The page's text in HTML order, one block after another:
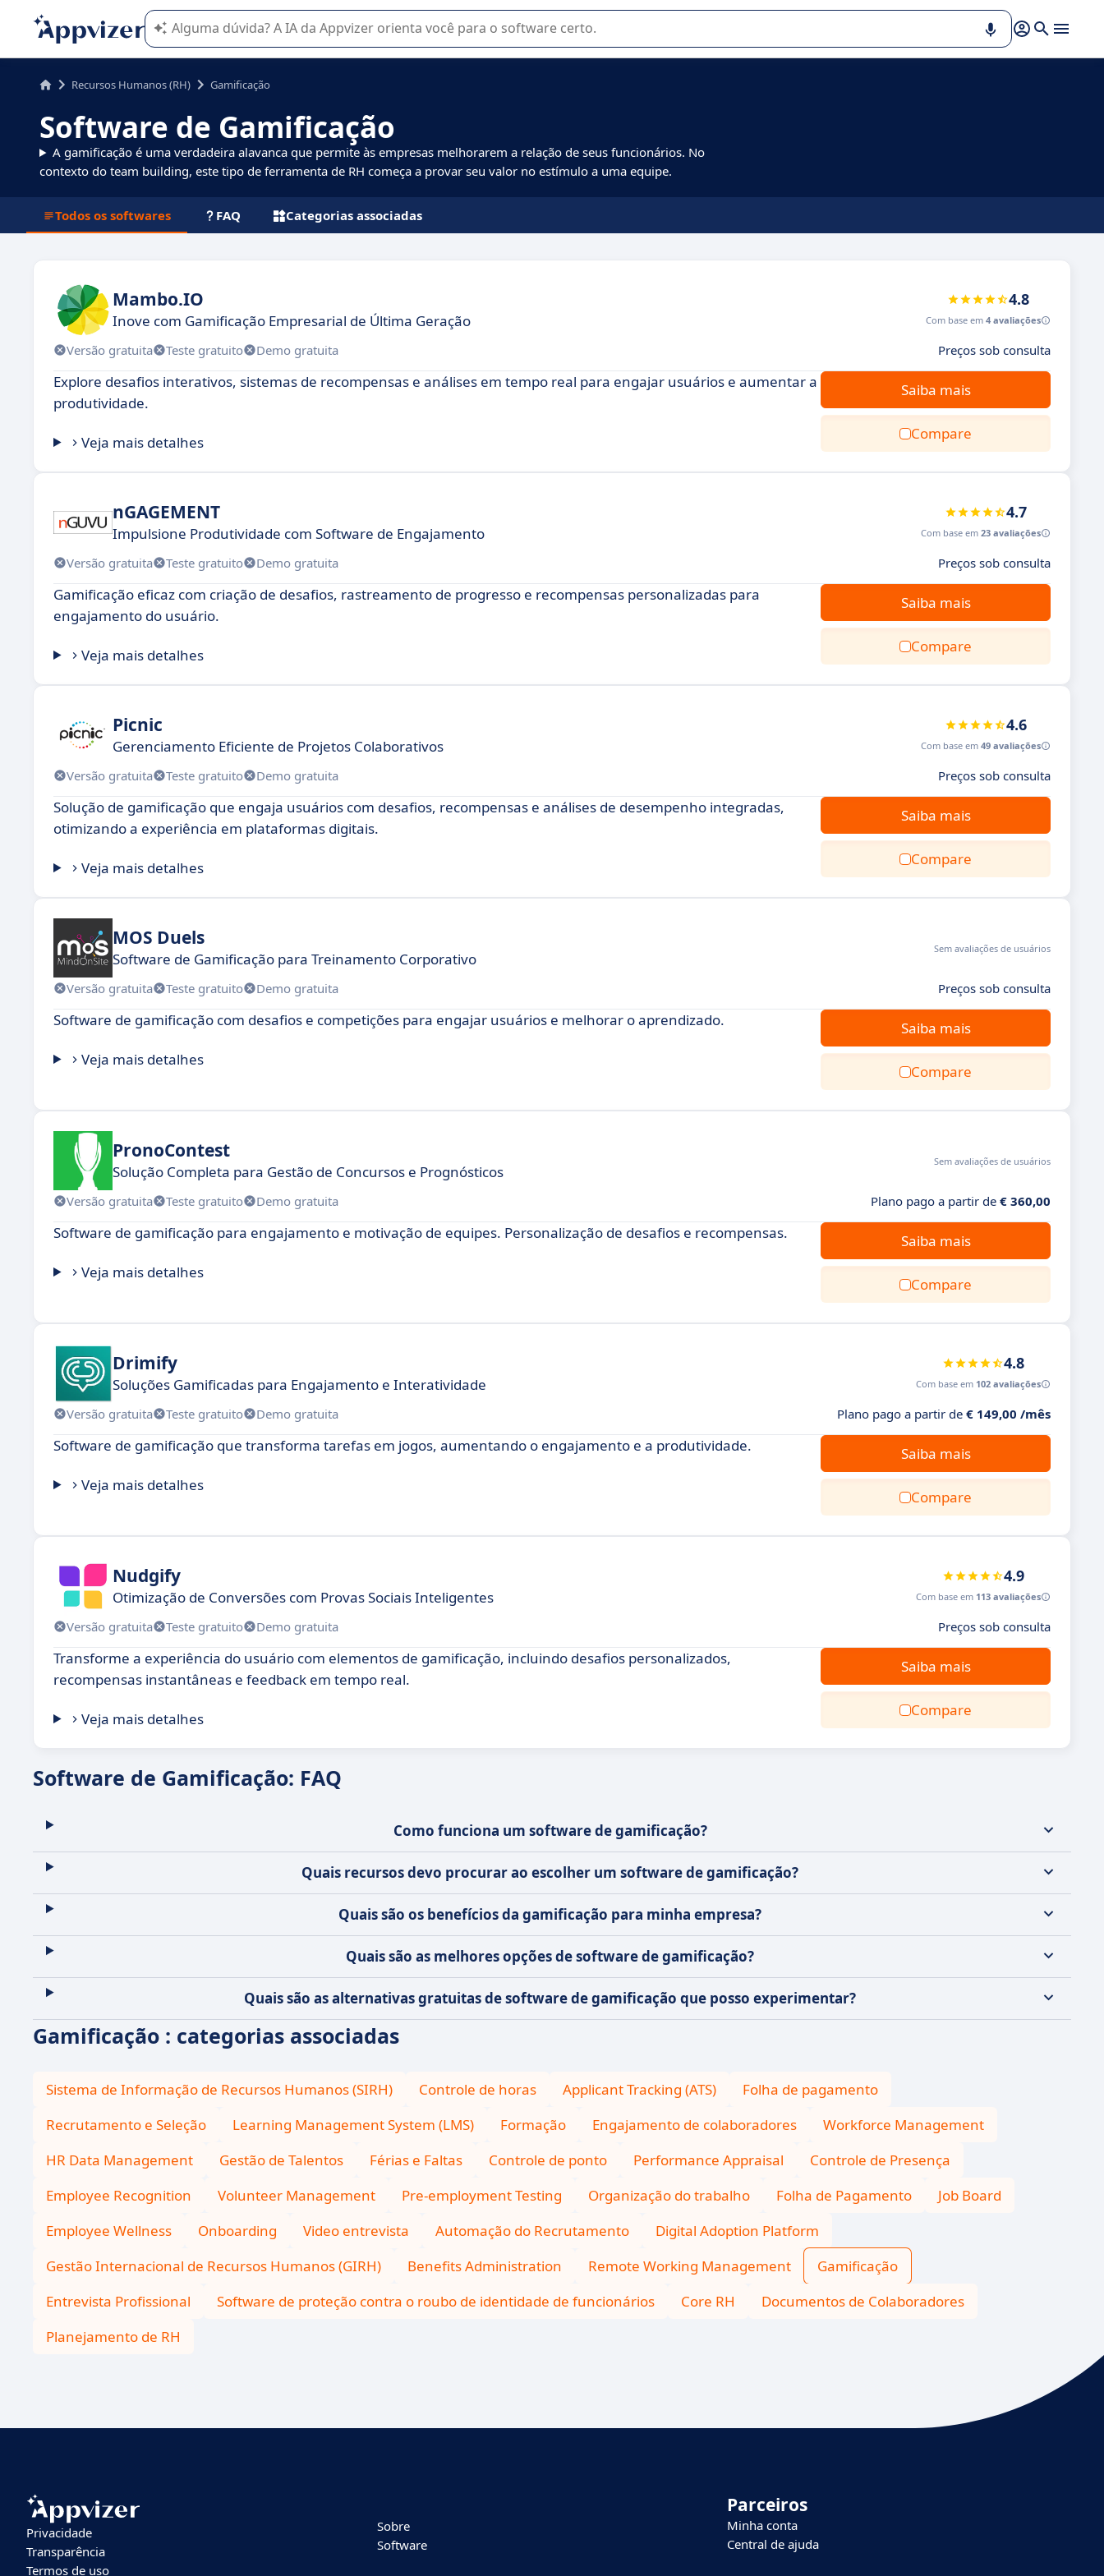
A IA do Appvizer o orienta no uso ou na seleção de software SaaS para sua empresa.
Recursos Humanos (RH) Gamificação
Software de Gamificação
A gamificação é uma verdadeira alavanca que permite às empresas melhorarem a relação de seus funcionários. No
contexto do team building, este tipo de ferramenta de RH começa a provar seu valor no estímulo a uma equipe.
Todos os softwares FAQ Categorias associadas
Mambo.IO
Inove com Gamificação Empresarial de Última Geração
4.8
Com base em 4 avaliações
Versão gratuita Teste gratuito Demo gratuita Preços sob consulta
Explore desafios interativos, sistemas de recompensas e análises em tempo real para engajar usuários e aumentar a
produtividade.
Veja mais detalhes
Saiba mais
Compare
nGAGEMENT
Impulsione Produtividade com Software de Engajamento
4.7
Com base em 23 avaliações
Versão gratuita Teste gratuito Demo gratuita Preços sob consulta
Gamificação eficaz com criação de desafios, rastreamento de progresso e recompensas personalizadas para
engajamento do usuário.
Veja mais detalhes
Saiba mais
Compare
Picnic
Gerenciamento Eficiente de Projetos Colaborativos
4.6
Com base em 49 avaliações
Versão gratuita Teste gratuito Demo gratuita Preços sob consulta
Solução de gamificação que engaja usuários com desafios, recompensas e análises de desempenho integradas,
otimizando a experiência em plataformas digitais.
Veja mais detalhes
Saiba mais
Compare
MOS Duels
Software de Gamificação para Treinamento Corporativo
Sem avaliações de usuários
Versão gratuita Teste gratuito Demo gratuita Preços sob consulta
Software de gamificação com desafios e competições para engajar usuários e melhorar o aprendizado.
Veja mais detalhes
Saiba mais
Compare
PronoContest
Solução Completa para Gestão de Concursos e Prognósticos
Sem avaliações de usuários
Versão gratuita Teste gratuito Demo gratuita Plano pago a partir de € 360,00
Software de gamificação para engajamento e motivação de equipes. Personalização de desafios e recompensas.
Veja mais detalhes
Saiba mais
Compare
Drimify
Soluções Gamificadas para Engajamento e Interatividade
4.8
Com base em 102 avaliações
Versão gratuita Teste gratuito Demo gratuita Plano pago a partir de € 149,00 /mês
Software de gamificação que transforma tarefas em jogos, aumentando o engajamento e a produtividade.
Veja mais detalhes
Saiba mais
Compare
Nudgify
Otimização de Conversões com Provas Sociais Inteligentes
4.9
Com base em 113 avaliações
Versão gratuita Teste gratuito Demo gratuita Preços sob consulta
Transforme a experiência do usuário com elementos de gamificação, incluindo desafios personalizados,
recompensas instantâneas e feedback em tempo real.
Veja mais detalhes
Saiba mais
Compare
Software de Gamificação: FAQ
Como funciona um software de gamificação?
Quais recursos devo procurar ao escolher um software de gamificação?
Quais são os benefícios da gamificação para minha empresa?
Quais são as melhores opções de software de gamificação?
Quais são as alternativas gratuitas de software de gamificação que posso experimentar?
Gamificação : categorias associadas
Sistema de Informação de Recursos Humanos (SIRH) Controle de horas Applicant Tracking (ATS)
Folha de pagamento
Recrutamento e Seleção
Learning Management System (LMS) Formação Engajamento de colaboradores
Workforce Management
HR Data Management
Gestão de Talentos Férias e Faltas Controle de ponto Performance Appraisal
Controle de Presença
Employee Recognition
Volunteer Management Pre-employment Testing Organização do trabalho Folha de Pagamento
Job Board
Employee Wellness
Onboarding Video entrevista Automação do Recrutamento
Digital Adoption Platform
Gestão Internacional de Recursos Humanos (GIRH)
Benefits Administration Remote Working Management
Gamificação
Entrevista Profissional
Software de proteção contra o roubo de identidade de funcionários Core RH
Documentos de Colaboradores
Planejamento de RH
Privacidade
Transparência
Termos de uso
Sobre
Software
Parceiros
Minha conta
Central de ajuda